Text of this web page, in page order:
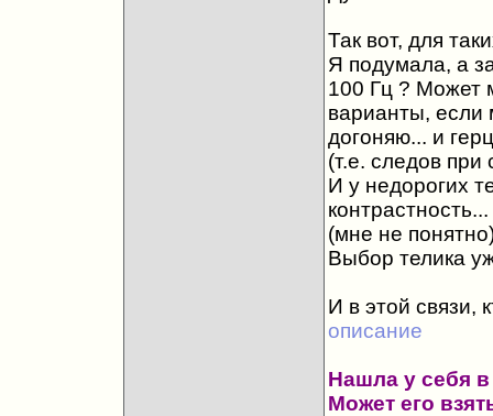
Так вот, для
Я подумала, а
100 Гц ? Может
варианты, если
догоняю... и
(т.е. следов
И у недорогих
(мне не
Выбор телика
И в этой связи,
описание
Нашла у себя
Может его